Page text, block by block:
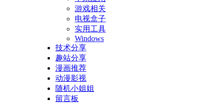
游戏相关
电视盒子
实用工具
Windows
技术分享
趣站分享
漫画推荐
动漫影视
随机小姐姐
留言板